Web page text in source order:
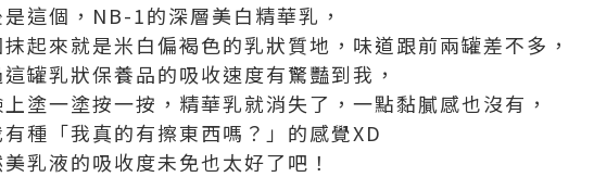
是這個，NB-1的深層美白精華乳，
抹起來就是米白偏褐色的乳狀質地，味道跟前兩罐差不多，
罐乳狀保養品的吸收速度有驚豔到我，
上塗一塗按一按，精華乳就消失了，一點黏膩感也沒有，
有種「我真的有擦東西嗎？」的感覺XD
美乳液的吸收度未免也太好了吧！